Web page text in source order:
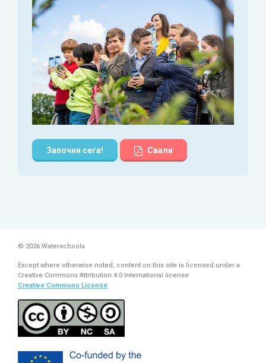
Започни сега! Свали
© 2026 Waterschools
Except where otherwise noted, content on this site is licensed under a
Creative Commons Attribution 4.0 International license
Creative Commons License